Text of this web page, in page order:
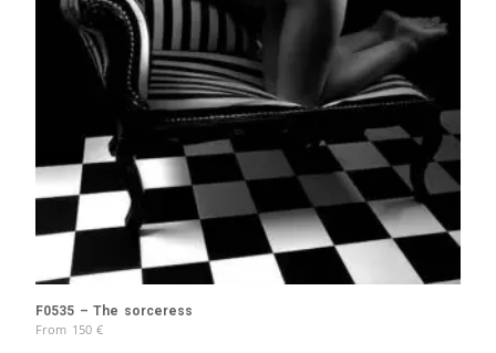
F0535 – The sorceress
From 150 €